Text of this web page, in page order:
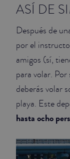
ASÍ DE
Después de
por el
amigos (sí,
para volar.
deberás volar
playa. Este
hasta ocho